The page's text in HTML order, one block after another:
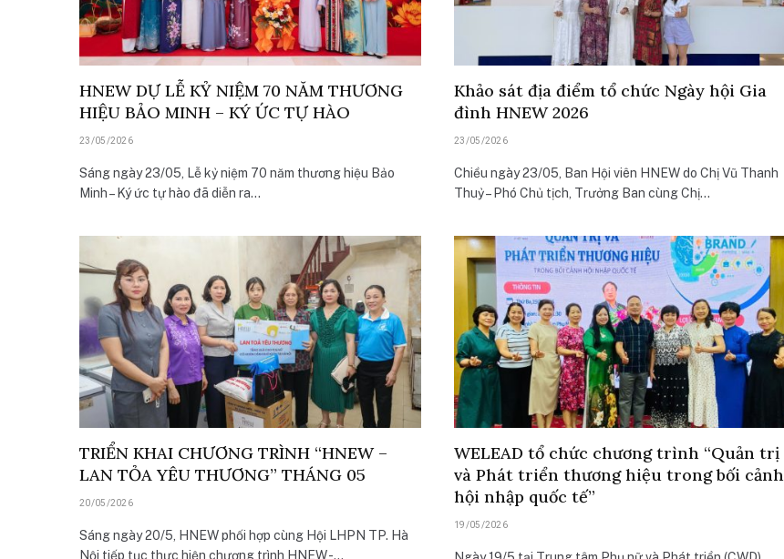
HNEW DỰ LỄ KỶ NIỆM 70 NĂM THƯƠNG
HIỆU BẢO MINH – KÝ ỨC TỰ HÀO
23/05/2026
Sáng ngày 23/05, Lễ kỷ niệm 70 năm thương hiệu Bảo
Minh – Ký ức tự hào đã diễn ra…
Khảo sát địa điểm tổ chức Ngày hội Gia
đình HNEW 2026
23/05/2026
Chiều ngày 23/05, Ban Hội viên HNEW do Chị Vũ Thanh
Thuỷ – Phó Chủ tịch, Trưởng Ban cùng Chị…
TRIỂN KHAI CHƯƠNG TRÌNH “HNEW –
LAN TỎA YÊU THƯƠNG” THÁNG 05
20/05/2026
Sáng ngày 20/5, HNEW phối hợp cùng Hội LHPN TP. Hà
Nội tiếp tục thực hiện chương trình HNEW -…
WELEAD tổ chức chương trình “Quản trị
và Phát triển thương hiệu trong bối cảnh
hội nhập quốc tế”
19/05/2026